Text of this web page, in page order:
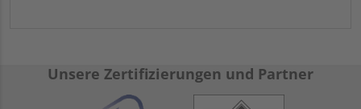
Unsere Zertifizierungen und Partner